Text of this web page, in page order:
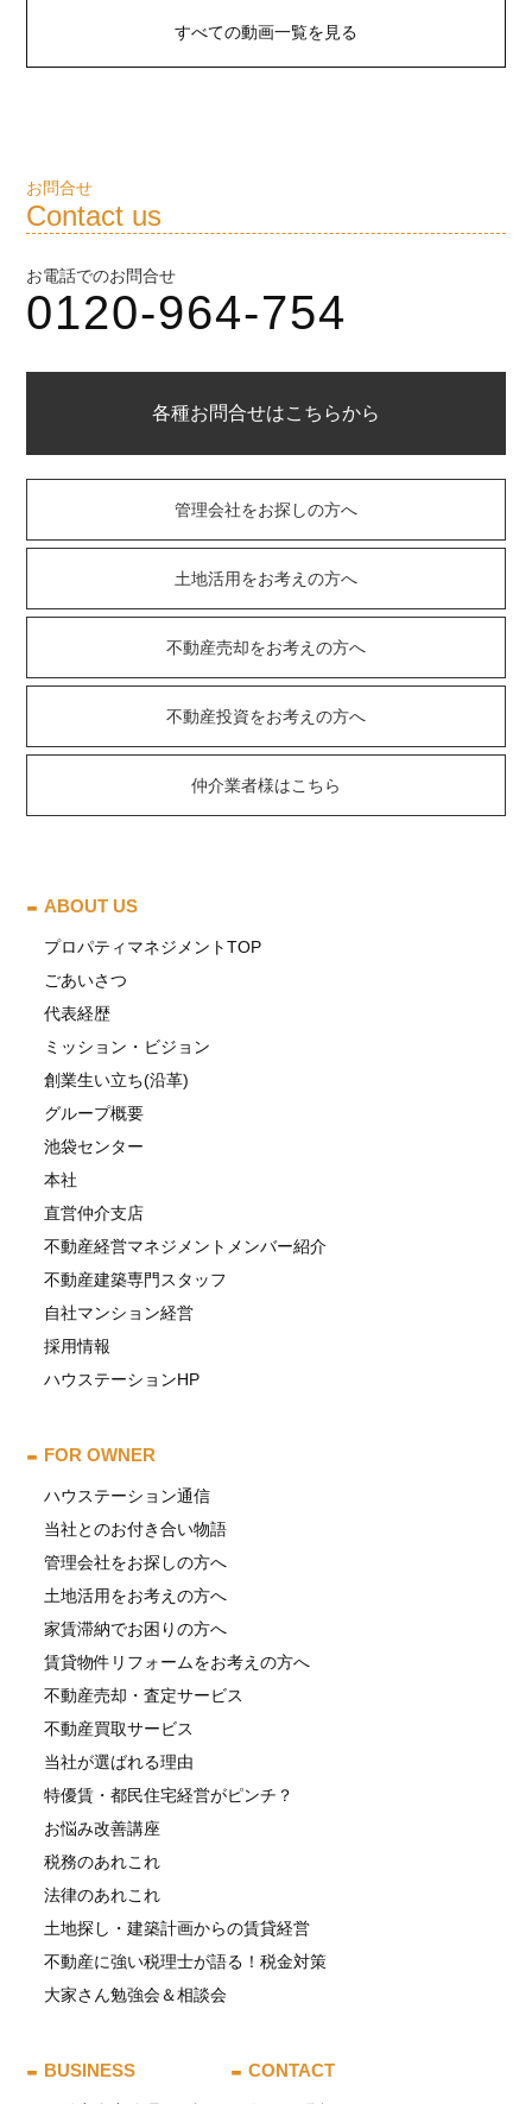
すべての動画一覧を見る
お問合せ
Contact us
お電話でのお問合せ
0120-964-754
各種お問合せはこちらから
管理会社をお探しの方へ
土地活用をお考えの方へ
不動産売却をお考えの方へ
不動産投資をお考えの方へ
仲介業者様はこちら
ABOUT US
プロパティマネジメントTOP
ごあいさつ
代表経歴
ミッション・ビジョン
創業生い立ち(沿革)
グループ概要
池袋センター
本社
直営仲介支店
不動産経営マネジメントメンバー紹介
不動産建築専門スタッフ
自社マンション経営
採用情報
ハウステーションHP
FOR OWNER
ハウステーション通信
当社とのお付き合い物語
管理会社をお探しの方へ
土地活用をお考えの方へ
家賃滞納でお困りの方へ
賃貸物件リフォームをお考えの方へ
不動産売却・査定サービス
不動産買取サービス
当社が選ばれる理由
特優賃・都民住宅経営がピンチ？
お悩み改善講座
税務のあれこれ
法律のあれこれ
土地探し・建築計画からの賃貸経営
不動産に強い税理士が語る！税金対策
大家さん勉強会＆相談会
BUSINESS CONTACT